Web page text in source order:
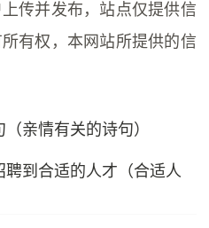
传并发布，站点仅提供信
有权，本网站所提供的信
亲情有关的诗句）
聘到合适的人才（合适人